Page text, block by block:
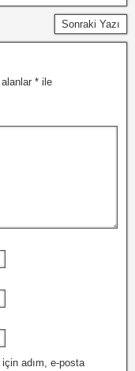
Sonraki Yazı
* ile
için adım, e-posta